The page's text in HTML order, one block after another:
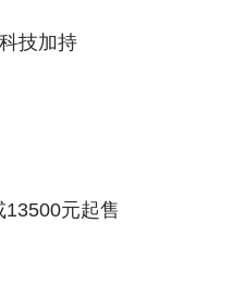
技加持
元起售